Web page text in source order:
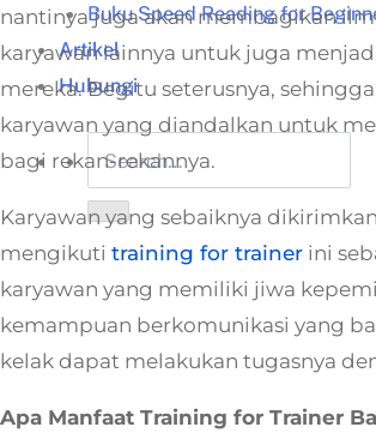
Buku Speed Reading for
Artikel
Hubungi
nantinya juga akan membagikan
karyawan lainnya untuk juga
mereka. Begitu seterusnya,
karyawan yang diandalkan untuk
bagi rekan-rekannya.
Karyawan yang sebaiknya
mengikuti training for trainer ini
karyawan yang memiliki jiwa
kemampuan berkomunikasi yang
kelak dapat melakukan tugasnya
Apa Manfaat Training for Trainer